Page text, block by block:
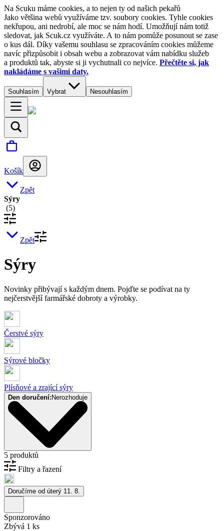
Na Scuku máme cookies, a to nejen ty od našich pekařů
Jako většina webů využíváme tzv. soubory cookies. Tyhle cookies
nekřupou, ani nedrobí, ale moc se nám hodí. Umožňují nám totiž
sledovat, jak Scuk.cz využíváte. A to nám pomůže posunout se zase
o kus dál. Díky vašemu souhlasu se zpracováním cookies můžeme
navíc přizpůsobit i obsah webu a zobrazovat vám nabídku služeb
a produktů tak, abyste si ji vychutnali co nejvíce. Přečtěte si, jak
nakládáme s vašimi daty.
Souhlasím Vybrat Nesouhlasím
Košík
Zpět
Sýry
(5)
Zpět
Sýry
Novinky přibývají s každým dnem. Pojďte se podívat na ty
nejčerstvější farmářské dobroty a výrobky.
Čerstvé sýry
Sýrové bločky
Plísňové a zrající sýry
Den doručení: Nerozhoduje
5 produktů
Filtry a řazení
Doručíme od úterý 11. 8.
Sponzorováno
Zbývá 1 ks